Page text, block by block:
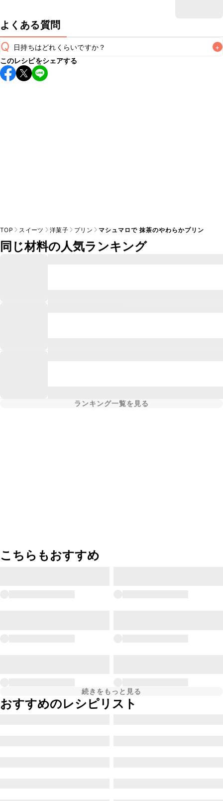
よくある質問
Q 日持ちはどれくらいですか？ +
保存期間は冷蔵で翌日中が目安です。なるべくお早めにお召
し上がりください。
このレシピをシェアする
TOP スイーツ 洋菓子 プリン マシュマロで 抹茶のやわらかプリン
同じ材料の人気ランキング
ランキング一覧を見る
こちらもおすすめ
続きをもっと見る
おすすめのレシピリスト